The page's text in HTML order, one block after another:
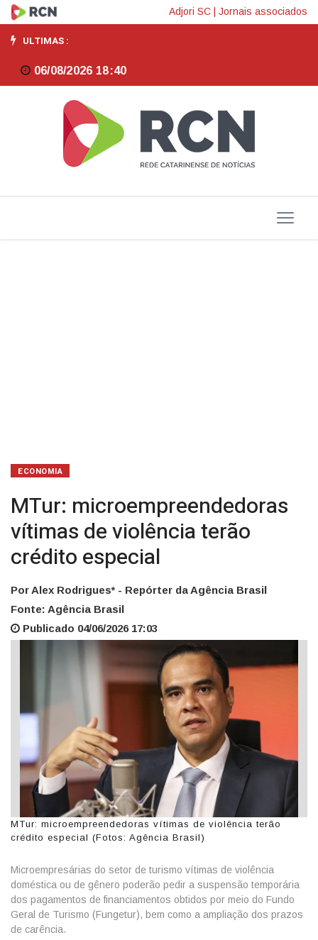
MTur:
microempreendedoras
vítimas
violência
crédito
Adjori SC Jornais associados
ULTIMAS :
06/08/2026 18:40
ECONOMIA
MTur: microempreendedoras
vítimas de violência terão
crédito especial
Por Alex Rodrigues* - Repórter da Agência Brasil
Fonte: Agência Brasil
Publicado 04/06/2026 17:03
MTur: microempreendedoras vítimas de violência terão
crédito especial (Fotos: Agência Brasil)
Microempresárias do setor de turismo vítimas de violência
doméstica ou de gênero poderão pedir a suspensão temporária
dos pagamentos de financiamentos obtidos por meio do Fundo
Geral de Turismo (Fungetur), bem como a ampliação dos prazos
de carência.